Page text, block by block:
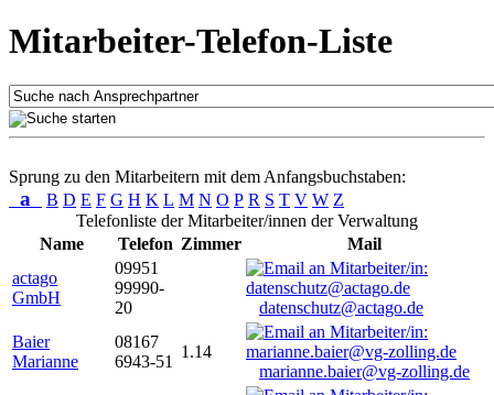
Mitarbeiter-Telefon-Liste
Sprung zu den Mitarbeitern mit dem Anfangsbuchstaben:
a B D E F G H K L M N O P R S T V W Z
Telefonliste der Mitarbeiter/innen der Verwaltung
Name
Telefon Zimmer
Mail
actago
GmbH
09951
99990-
20
datenschutz@actago.de
Baier
Marianne
08167
6943-51
1.14
marianne.baier@vg-zolling.de